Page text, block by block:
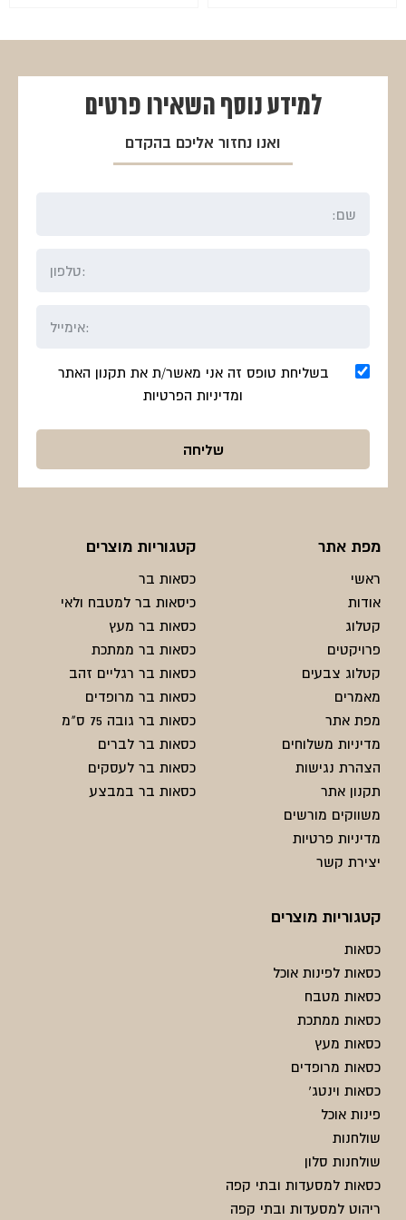
מפת אתר
ראשי
אודות
קטלוג
פרויקטים
קטלוג צבעים
מאמרים
מפת אתר
מדיניות משלוחים
הצהרת נגישות
תקנון אתר
משווקים מורשים
מדיניות פרטיות
יצירת קשר
קטגוריות מוצרים
כסאות בר
כיסאות בר למטבח ולאי
כסאות בר מעץ
כסאות בר ממתכת
כסאות בר רגליים זהב
כסאות בר מרופדים
כסאות בר גובה 75 ס"מ
כסאות בר לברים
כסאות בר לעסקים
כסאות בר במבצע
קטגוריות מוצרים
כסאות
כסאות לפינות אוכל
כסאות מטבח
כסאות ממתכת
כסאות מעץ
כסאות מרופדים
כסאות וינטג'
פינות אוכל
שולחנות
שולחנות סלון
כסאות למסעדות ובתי קפה
ריהוט למסעדות ובתי קפה
למידע נוסף השאירו פרטים
ואנו נחזור אליכם בהקדם
בשליחת טופס זה אני מאשר/ת את תקנון האתר
ומדיניות הפרטיות